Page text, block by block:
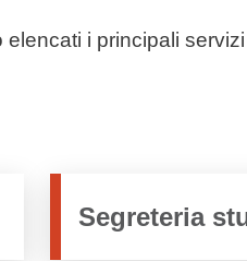
i principali
Segreteria